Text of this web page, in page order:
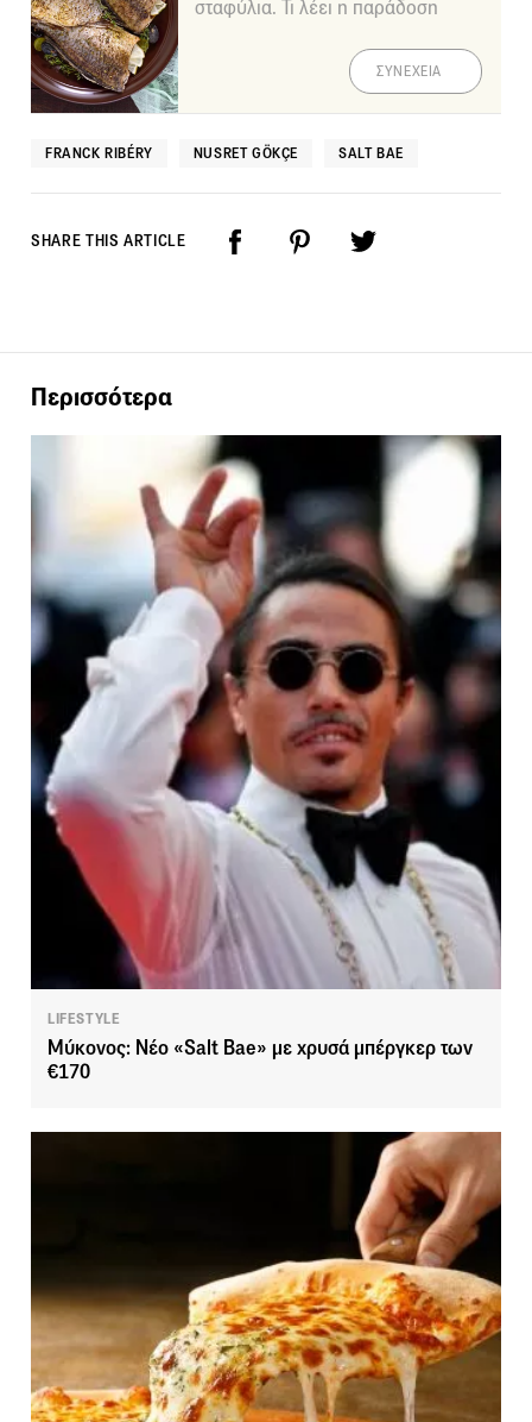
σταφύλια. Τι λέει η παράδοση
ΣΥΝΕΧΕΙΑ
FRANCK RIBÉRY NUSRET GÖKÇE SALT BAE
SHARE THIS ARTICLE
Περισσότερα
LIFESTYLE
Μύκονος: Νέο «Salt Bae» με χρυσά μπέργκερ των
€170